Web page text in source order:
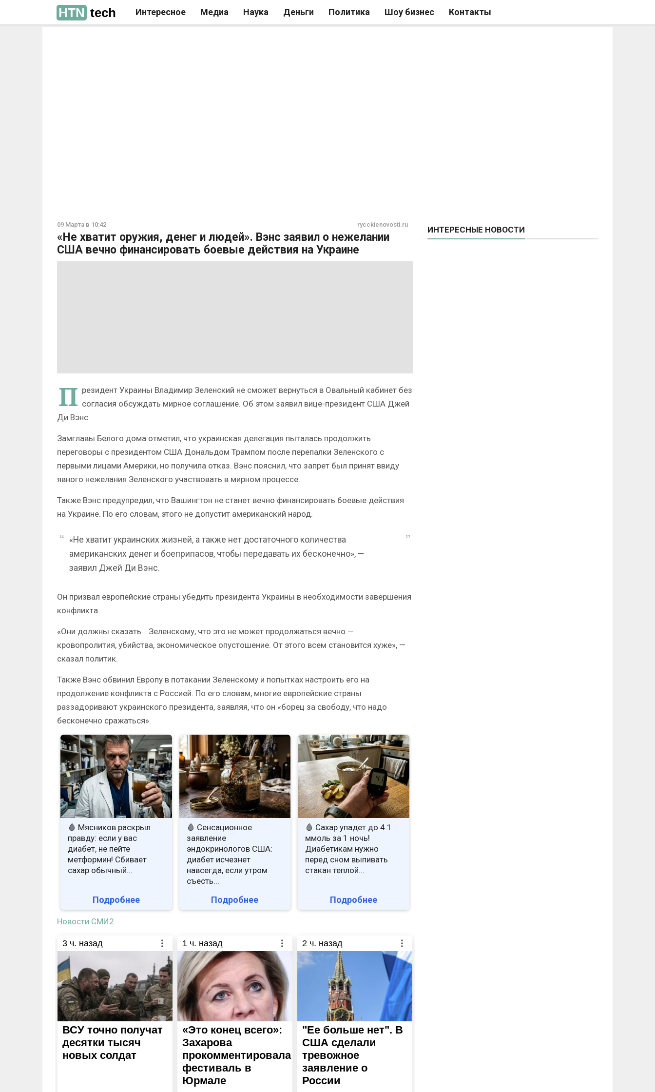
HTN tech Интересное Медиа Наука Деньги Политика Шоу бизнес Контакты
09 Марта в 10:42 rycckienovosti.ru
«Не хватит оружия, денег и людей». Вэнс заявил о нежелании
США вечно финансировать боевые действия на Украине
П резидент Украины Владимир Зеленский не сможет вернуться в Овальный кабинет без
согласия обсуждать мирное соглашение. Об этом заявил вице-президент США Джей
Ди Вэнс.
Замглавы Белого дома отметил, что украинская делегация пыталась продолжить
переговоры с президентом США Дональдом Трампом после перепалки Зеленского с
первыми лицами Америки, но получила отказ. Вэнс пояснил, что запрет был принят ввиду
явного нежелания Зеленского участвовать в мирном процессе.
Также Вэнс предупредил, что Вашингтон не станет вечно финансировать боевые действия
на Украине. По его словам, этого не допустит американский народ.
«Не хватит украинских жизней, а также нет достаточного количества
американских денег и боеприпасов, чтобы передавать их бесконечно», —
заявил Джей Ди Вэнс.
Он призвал европейские страны убедить президента Украины в необходимости завершения
конфликта.
«Они должны сказать… Зеленскому, что это не может продолжаться вечно —
кровопролития, убийства, экономическое опустошение. От этого всем становится хуже», —
сказал политик.
Также Вэнс обвинил Европу в потакании Зеленскому и попытках настроить его на
продолжение конфликта с Россией. По его словам, многие европейские страны
раззадоривают украинского президента, заявляя, что он «борец за свободу, что надо
бесконечно сражаться».
🩸 Мясников раскрыл
правду: если у вас
диабет, не пейте
метформин! Сбивает
сахар обычный...
Подробнее
🩸 Сенсационное
заявление
эндокринологов США:
диабет исчезнет
навсегда, если утром
съесть...
Подробнее
🩸 Сахар упадет до 4.1
ммоль за 1 ночь!
Диабетикам нужно
перед сном выпивать
стакан теплой...
Подробнее
Новости СМИ2
3 ч. назад
ВСУ точно получат
десятки тысяч
новых солдат
1 ч. назад
«Это конец всего»:
Захарова
прокомментировала
фестиваль в
Юрмале
2 ч. назад
"Ее больше нет". В
США сделали
тревожное
заявление о
России
ИНТЕРЕСНЫЕ НОВОСТИ